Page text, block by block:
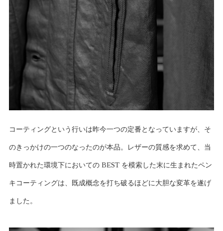
コーティングという行いは昨今一つの定番となっていますが、そ
のきっかけの一つのなったのが本品。レザーの質感を求めて、当
時置かれた環境下においての BEST を模索した末に生まれたペン
キコーティングは、既成概念を打ち破るほどに大胆な変革を遂げ
ました。